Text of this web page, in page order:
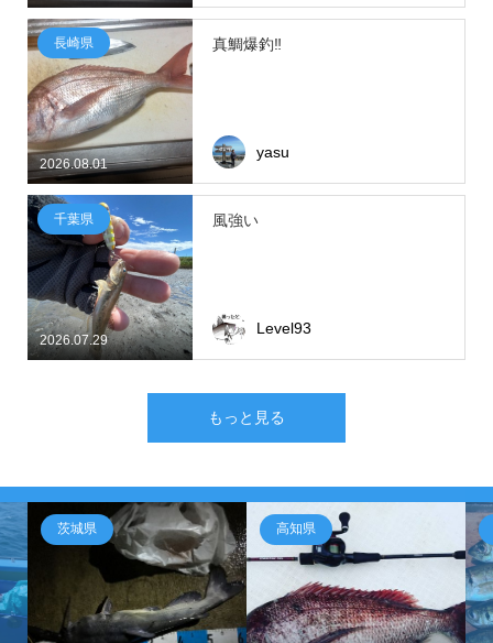
2026.08.01
長崎県 真鯛爆釣‼
yasu
2026.07.29
千葉県 風強い
Level93
もっと見る
茨城県 高知県